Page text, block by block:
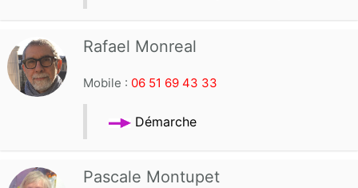
Rafael Monreal
Mobile : 06 51 69 43 33
Démarche
Pascale Montupet